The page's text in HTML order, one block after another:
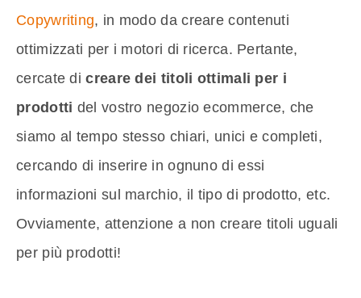
Copywriting, in modo da creare contenuti
ottimizzati per i motori di ricerca. Pertante,
cercate dicreare dei titoli ottimali per i
prodotti del vostro negozio ecommerce, che
siamo al tempo stesso chiari, unici e completi,
cercando di inserire in ognuno di essi
informazioni sul marchio, il tipo di prodotto, etc.
Ovviamente, attenzione a non creare titoli uguali
per più prodotti!